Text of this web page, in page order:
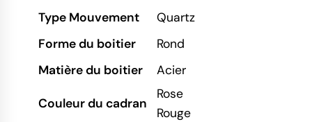
Type Mouvement
Quartz
Forme du boitier
Rond
Matière du boitier
Acier
Couleur du cadran
Rose
Rouge